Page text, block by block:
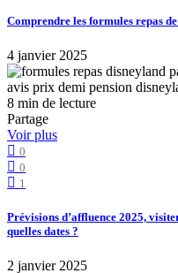
Comprendre les formules repas
4 janvier 2025
8 min de lecture
Partage
Voir plus
0
0
1
Prévisions d’affluence 2025,
quelles dates ?
2 janvier 2025